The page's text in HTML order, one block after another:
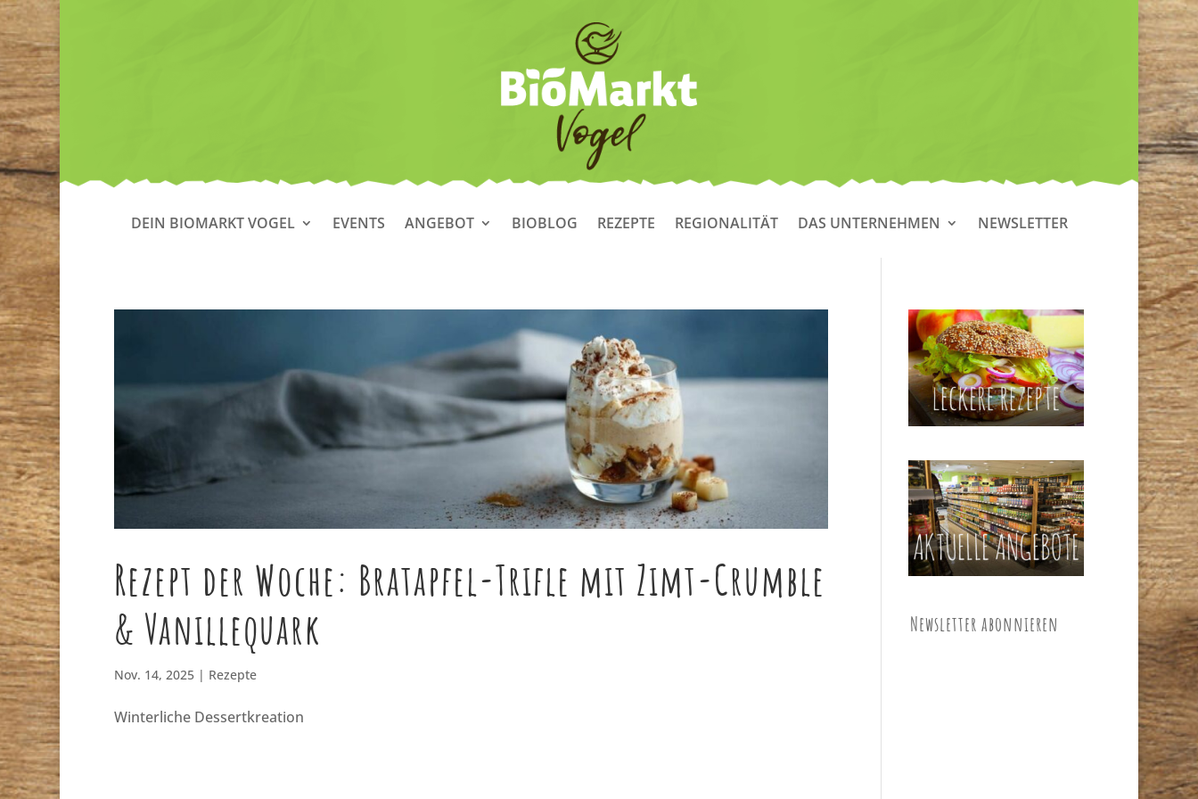
DEIN BIOMARKT VOGEL EVENTS ANGEBOT BIOBLOG REZEPTE REGIONALITÄT DAS UNTERNEHMEN NEWSLETTER
Rezept der Woche: Bratapfel-Trifle mit Zimt-Crumble
& Vanillequark
Nov. 14, 2025| Rezepte
Winterliche Dessertkreation
Newsletter abonnieren